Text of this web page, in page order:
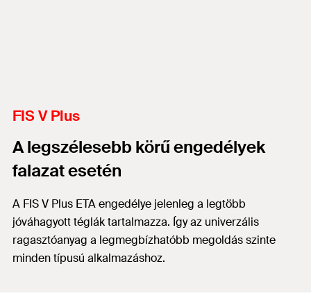
FIS V Plus
A legszélesebb körű engedélyek
falazat esetén
A FIS V Plus ETA engedélye jelenleg a legtöbb
jóváhagyott téglák tartalmazza. Így az univerzális
ragasztóanyag a legmegbízhatóbb megoldás szinte
minden típusú alkalmazáshoz.